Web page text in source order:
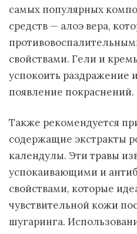
самых популярных
средств — алоэ вера,
свойствами. Гели и
успокоить раздражение
появление покраснений.
Также рекомендуется
содержащие экстракты
календулы. Эти травы
успокаивающими и
свойствами, которые
чувствительной кожи
шугаринга.